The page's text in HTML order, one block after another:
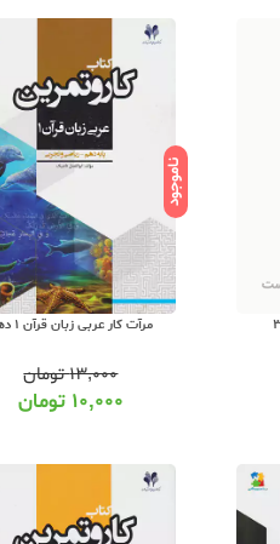
ناموجود
مرآت کار عربی زبان قرآن 1 دهم
۱۳,۰۰۰تومان
۱۰,۰۰۰ تومان